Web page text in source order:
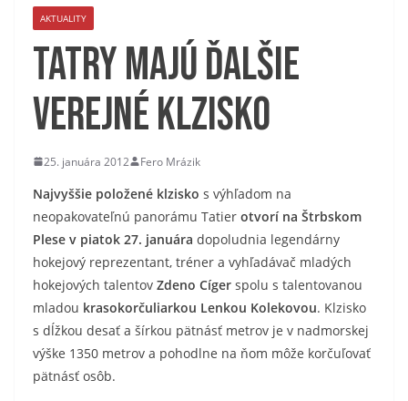
AKTUALITY
Tatry majú ďalšie
verejné klzisko
25. januára 2012 Fero Mrázik
Najvyššie položené klzisko s výhľadom na
neopakovateľnú panorámu Tatier otvorí na Štrbskom
Plese v piatok 27. januára dopoludnia legendárny
hokejový reprezentant, tréner a vyhľadávač mladých
hokejových talentov Zdeno Cíger spolu s talentovanou
mladou krasokorčuliarkou Lenkou Kolekovou. Klzisko
s dĺžkou desať a šírkou pätnásť metrov je v nadmorskej
výške 1350 metrov a pohodlne na ňom môže korčuľovať
pätnásť osôb.